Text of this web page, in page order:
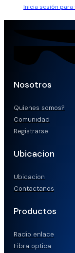
Inicia sesión para
Nosotros
Quienes somos?
Comunidad
Registrarse
Ubicacion
Ubicacion
Contactanos
Productos
Radio enlace
Fibra optica